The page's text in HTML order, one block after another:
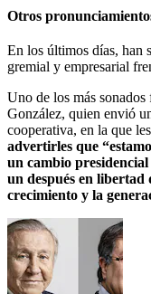
Otros
En los últimos días, han
gremial y empresarial
Uno de los más
González, quien envió
cooperativa, en la que
advertirles que
un cambio
un después en
crecimiento y la